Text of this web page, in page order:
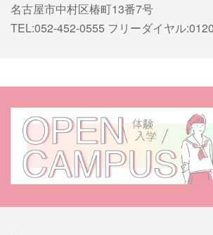
名古屋市中村区椿町13番7号
TEL:052-452-0555 フリーダイヤル